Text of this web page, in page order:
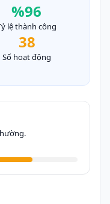
%96
lệ thành công
38
Số hoạt động